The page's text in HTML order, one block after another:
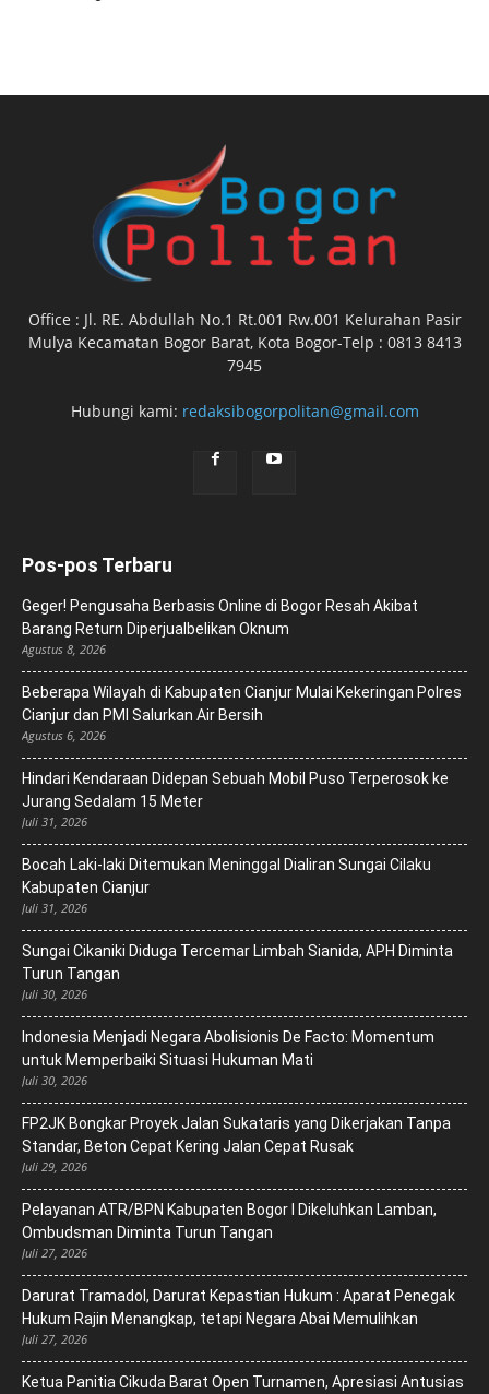
Office : Jl. RE. Abdullah No.1 Rt.001 Rw.001 Kelurahan Pasir
Mulya Kecamatan Bogor Barat, Kota Bogor-Telp : 0813 8413
7945
Hubungi kami: redaksibogorpolitan@gmail.com
Pos-pos Terbaru
Geger! Pengusaha Berbasis Online di Bogor Resah Akibat
Barang Return Diperjualbelikan Oknum
Agustus 8, 2026
Beberapa Wilayah di Kabupaten Cianjur Mulai Kekeringan Polres
Cianjur dan PMI Salurkan Air Bersih
Agustus 6, 2026
Hindari Kendaraan Didepan Sebuah Mobil Puso Terperosok ke
Jurang Sedalam 15 Meter
Juli 31, 2026
Bocah Laki-laki Ditemukan Meninggal Dialiran Sungai Cilaku
Kabupaten Cianjur
Juli 31, 2026
Sungai Cikaniki Diduga Tercemar Limbah Sianida, APH Diminta
Turun Tangan
Juli 30, 2026
‎Indonesia Menjadi Negara Abolisionis De Facto: Momentum
untuk Memperbaiki Situasi Hukuman Mati
Juli 30, 2026
FP2JK Bongkar Proyek Jalan Sukataris yang Dikerjakan Tanpa
Standar, Beton Cepat Kering Jalan Cepat Rusak
Juli 29, 2026
Pelayanan ATR/BPN Kabupaten Bogor I Dikeluhkan Lamban,
Ombudsman Diminta Turun Tangan
Juli 27, 2026
Darurat Tramadol, Darurat Kepastian Hukum : Aparat Penegak
Hukum Rajin Menangkap, tetapi Negara Abai Memulihkan
Juli 27, 2026
Ketua Panitia Cikuda Barat Open Turnamen, Apresiasi Antusias